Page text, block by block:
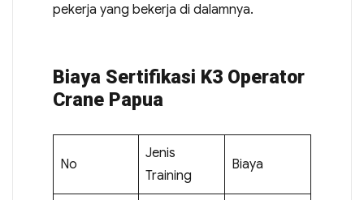
pekerja yang bekerja di dalamnya.
Biaya Sertifikasi K3 Operator
Crane Papua
No
Jenis
Training
Biaya